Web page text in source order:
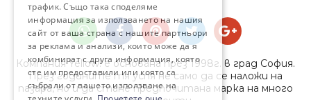
Компания Yellow! е основана през 1998г. в град София.
През годините тя успя не само да се наложи на
пазара, но и да стане предпочитана марка на много
трафик. Също така споделяме
информация за използването на нашия
сайт от ваша страна с нашите партньори
за реклама и анализи, които може да я
комбинират с друга информация, която
сте им предоставили или която са
събрали от вашето използване на